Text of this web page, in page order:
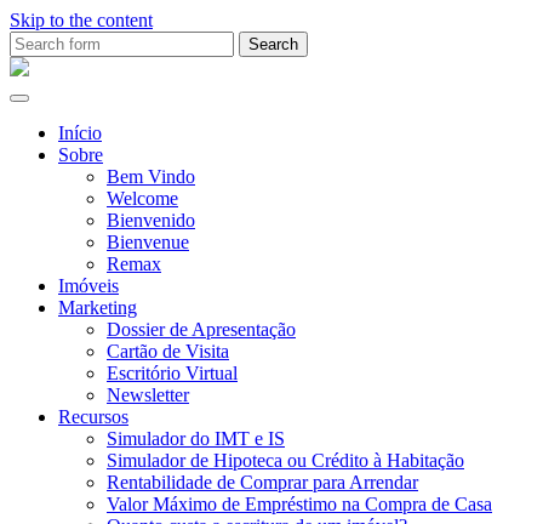
Skip to the content
Search
for:Ana
Início
Sobre
Bem Vindo
Welcome
Bienvenido
Bienvenue
Remax
Imóveis
Marketing
Dossier de Apresentação
Cartão de Visita
Escritório Virtual
Newsletter
Recursos
Simulador do IMT e IS
Simulador de Hipoteca ou Crédito à Habitação
Rentabilidade de Comprar para Arrendar
Valor Máximo de Empréstimo na Compra de Casa